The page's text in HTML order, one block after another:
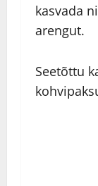
kasvada
arengut.
Seetõttu